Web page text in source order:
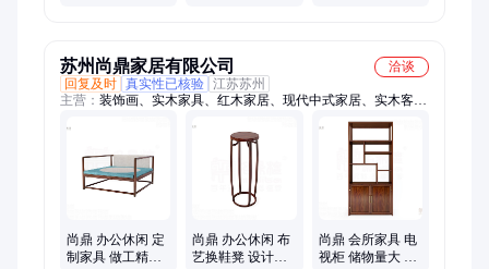
苏州尚鼎家居有限公司
洽谈
回复及时 真实性已核验 江苏苏州
主营： 装饰画、实木家具、红木家居、现代中式家居、实木客厅
尚鼎 办公休闲 定
制家具 做工精细
尚鼎 办公休闲 布
艺换鞋凳 设计新
尚鼎 会所家具 电
视柜 储物量大 展